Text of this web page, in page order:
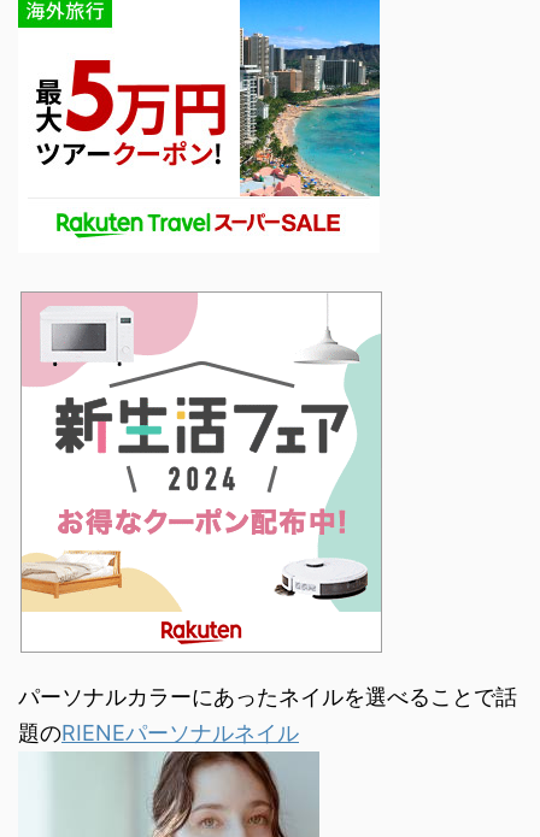
パーソナルカラーにあったネイルを選べることで話
題のRIENEパーソナルネイル